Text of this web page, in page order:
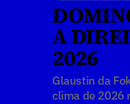
A
2026
Glaustin da
clima de 2026